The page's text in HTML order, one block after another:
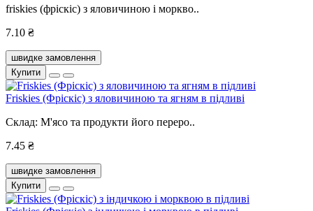
friskies (фріскіс) з яловичиною і моркво..
7.10 ₴
швидке замовлення
Купити
Friskies (Фріскіс) з яловичиною та ягням в підливі
Склад: М'ясо та продукти його переро..
7.45 ₴
швидке замовлення
Купити